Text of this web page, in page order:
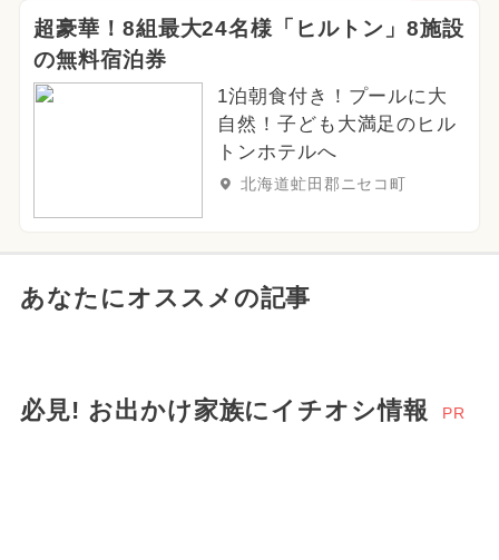
超豪華！8組最大24名様「ヒルトン」8施設
の無料宿泊券
1泊朝食付き！プールに大
自然！子ども大満足のヒル
トンホテルへ
北海道虻田郡ニセコ町
あなたにオススメの記事
必見! お出かけ家族にイチオシ情報 PR